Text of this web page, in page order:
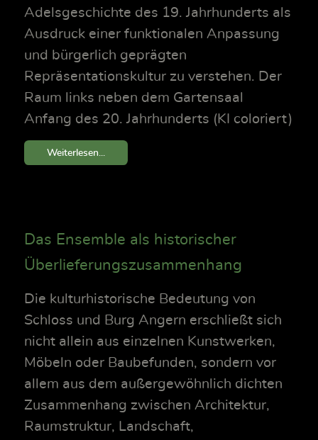
Adelsgeschichte des 19. Jahrhunderts als
Ausdruck einer funktionalen Anpassung
und bürgerlich geprägten
Repräsentationskultur zu verstehen. Der
Raum links neben dem Gartensaal
Anfang des 20. Jahrhunderts (KI coloriert)
Weiterlesen...
Das Ensemble als historischer
Überlieferungszusammenhang
Die kulturhistorische Bedeutung von
Schloss und Burg Angern erschließt sich
nicht allein aus einzelnen Kunstwerken,
Möbeln oder Baubefunden, sondern vor
allem aus dem außergewöhnlich dichten
Zusammenhang zwischen Architektur,
Raumstruktur, Landschaft,